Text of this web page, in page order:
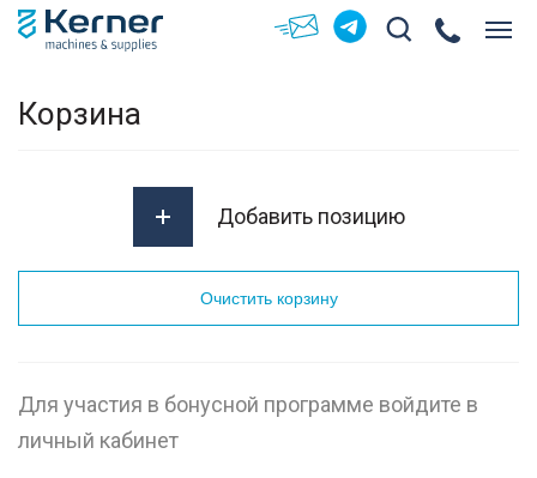
Корзина
Добавить позицию
Очистить корзину
Для участия в бонусной программе войдите в
личный кабинет